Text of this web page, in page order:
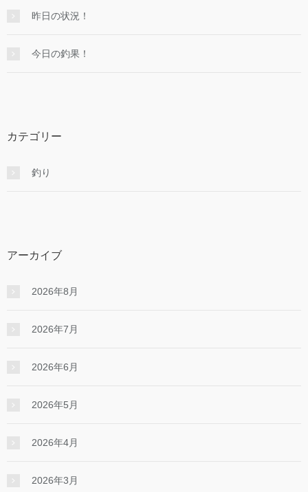
昨日の状況！
今日の釣果！
カテゴリー
釣り
アーカイブ
2026年8月
2026年7月
2026年6月
2026年5月
2026年4月
2026年3月